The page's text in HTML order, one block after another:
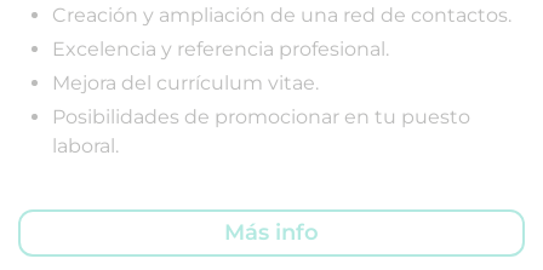
Creación y ampliación de una red de contactos.
Excelencia y referencia profesional.
Mejora del currículum vitae.
Posibilidades de promocionar en tu puesto
laboral.
Más info